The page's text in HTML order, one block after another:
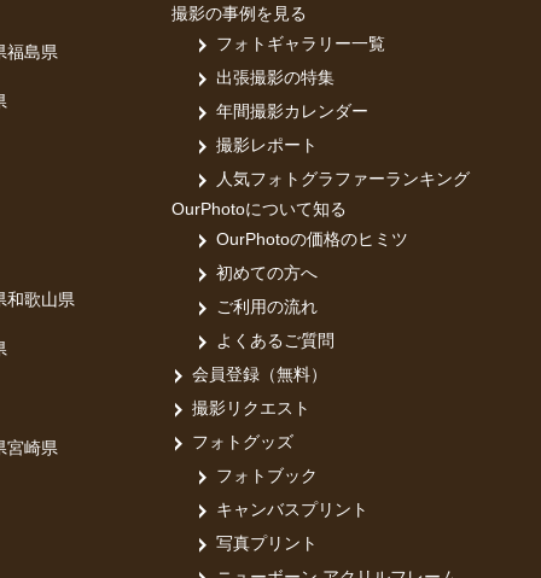
福島県
和歌山県
宮崎県
撮影の事例を見る
フォトギャラリー一覧
出張撮影の特集
年間撮影カレンダー
撮影レポート
人気フォトグラファーランキング
OurPhotoについて知る
OurPhotoの価格のヒミツ
初めての方へ
ご利用の流れ
よくあるご質問
会員登録（無料）
撮影リクエスト
フォトグッズ
フォトブック
キャンバスプリント
写真プリント